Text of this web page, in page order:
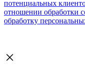
потенциальных
отношении обработки
обработку